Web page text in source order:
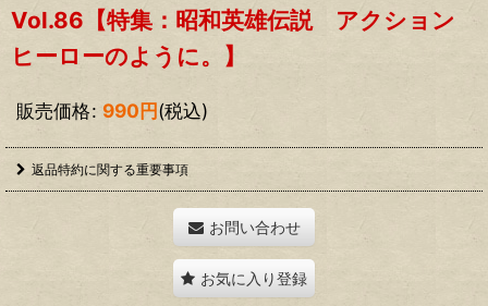
Vol.86【特集：昭和英雄伝説 アクション
ヒーローのように。】
販売価格: 990円(税込)
返品特約に関する重要事項
お問い合わせ
お気に入り登録